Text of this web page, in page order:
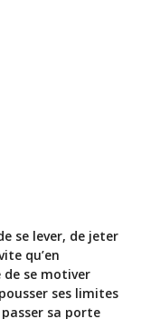
se lever, de jeter
qu’en
se motiver
ses limites
sa porte